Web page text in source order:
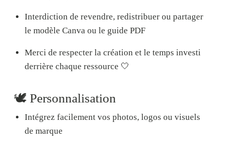
Interdiction de revendre, redistribuer ou partager
le modèle Canva ou le guide PDF
Merci de respecter la création et le temps investi
derrière chaque ressource 🤍
🕊️ Personnalisation
Intégrez facilement vos photos, logos ou visuels
de marque